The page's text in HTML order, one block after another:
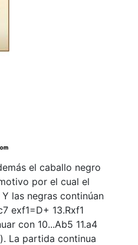
el caballo negro
por el cual el
las negras continúan
exf1=D+ 13.Rxf1
con 10...Ab5 11.a4
La partida continua